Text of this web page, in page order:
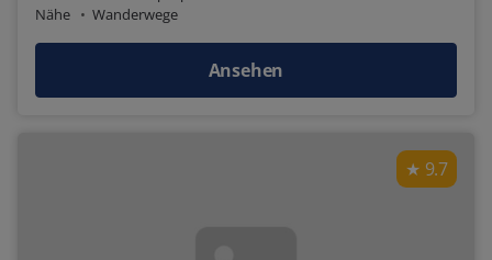
Nähe
Wanderwege
Ansehen
9.7